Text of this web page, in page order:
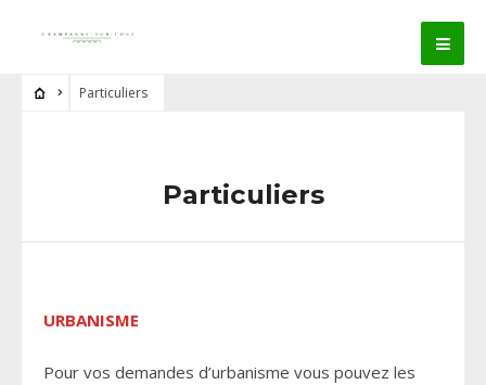
Particuliers
Particuliers
URBANISME
Pour vos demandes d’urbanisme vous pouvez les